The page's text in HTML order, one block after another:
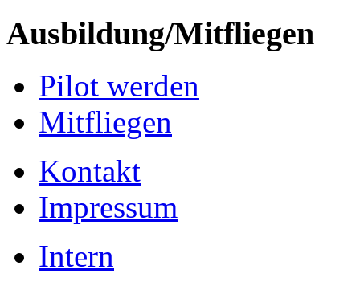
Ausbildung/Mitfliegen
Pilot werden
Mitfliegen
Kontakt
Impressum
Intern